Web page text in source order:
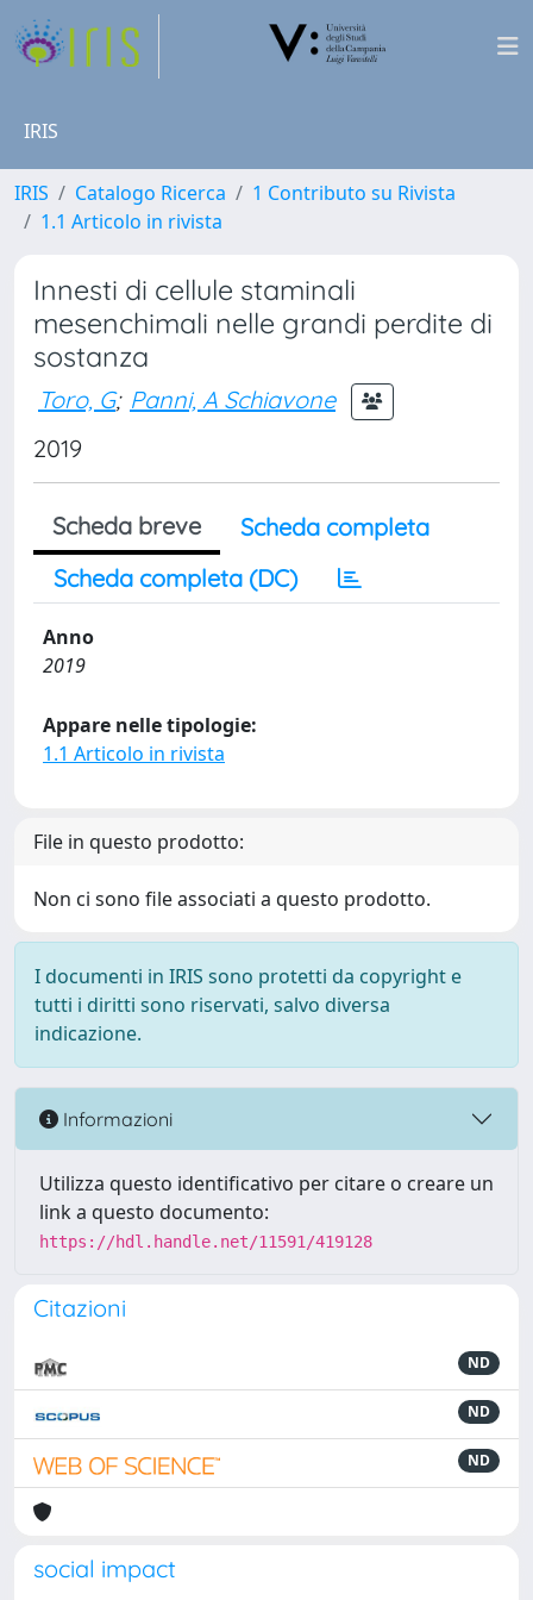
IRIS
IRIS Catalogo Ricerca
1 Contributo su Rivista
1.1 Articolo in rivista
Innesti di cellule staminali
mesenchimali nelle grandi perdite di
sostanza
Toro, G; Panni, A Schiavone
2019
Scheda breve
Scheda completa
Scheda completa (DC)
Anno
2019
Appare nelle tipologie:
1.1 Articolo in rivista
File in questo prodotto:
Non ci sono file associati a questo prodotto.
I documenti in IRIS sono protetti da copyright e
tutti i diritti sono riservati, salvo diversa
indicazione.
Informazioni
Utilizza questo identificativo per citare o creare un
link a questo documento:
https://hdl.handle.net/11591/419128
Citazioni
ND
ND
ND
social impact